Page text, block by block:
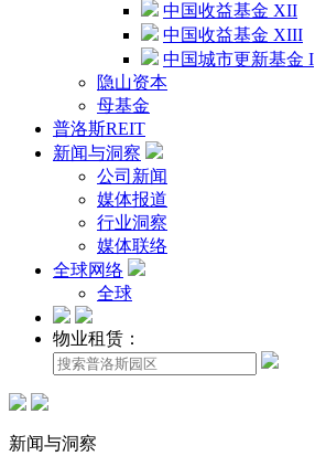
中国收益基金 XII
中国收益基金 XIII
中国城市更新基金 I
隐山资本
母基金
普洛斯REIT
新闻与洞察
公司新闻
媒体报道
行业洞察
媒体联络
全球网络
全球
物业租赁：
新闻与洞察